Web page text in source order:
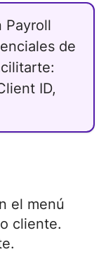
Payroll
de
ID,
el menú
cliente.